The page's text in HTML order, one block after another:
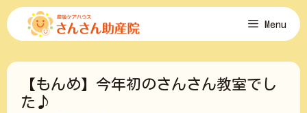
コ
ン
ツ
Menu
【もんめ】今年初のさんさん教室でし
た♪